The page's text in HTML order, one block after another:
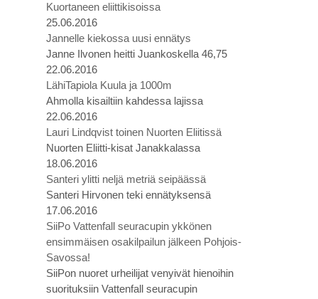
Kuortaneen eliittikisoissa
25.06.2016
Jannelle kiekossa uusi ennätys
Janne Ilvonen heitti Juankoskella 46,75
22.06.2016
LähiTapiola Kuula ja 1000m
Ahmolla kisailtiin kahdessa lajissa
22.06.2016
Lauri Lindqvist toinen Nuorten Eliitissä
Nuorten Eliitti-kisat Janakkalassa
18.06.2016
Santeri ylitti neljä metriä seipäässä
Santeri Hirvonen teki ennätyksensä
17.06.2016
SiiPo Vattenfall seuracupin ykkönen
ensimmäisen osakilpailun jälkeen Pohjois-
Savossa!
SiiPon nuoret urheilijat venyivät hienoihin
suorituksiin Vattenfall seuracupin